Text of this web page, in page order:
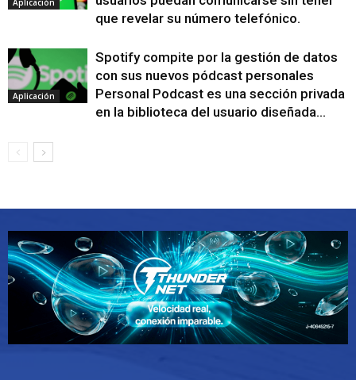
que revelar su número telefónico.
Aplicación
Spotify compite por la gestión de datos
con sus nuevos pódcast personales
Personal Podcast es una sección privada
en la biblioteca del usuario diseñada...